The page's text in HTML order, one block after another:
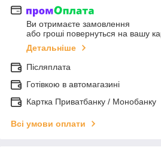
Ви отримаєте замовлення
або гроші повернуться на вашу
Детальніше
Післяплата
Готівкою в автомагазині
Картка Приватбанку / Монобанку
Всі умови оплати